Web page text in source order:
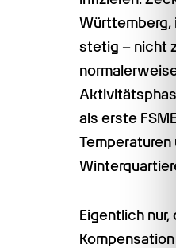
Württemberg,
stetig – nicht
als erste
Temperaturen
Eigentlich nur,